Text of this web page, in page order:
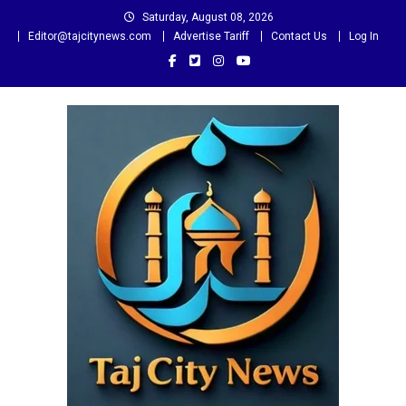
Saturday, August 08, 2026
Editor@tajcitynews.com
Advertise Tariff Contact Us Log In